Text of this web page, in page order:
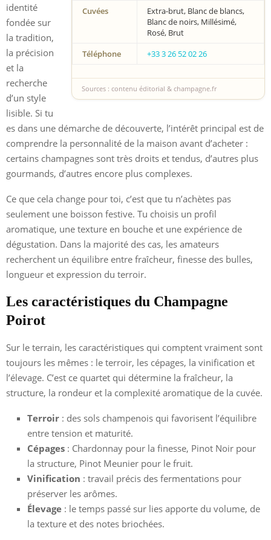
Cuvées
Extra-brut, Blanc de blancs,
Blanc de noirs, Millésimé,
Rosé, Brut
Téléphone
+33 3 26 52 02 26
Sources : contenu éditorial & champagne.fr
identité
fondée sur
la tradition,
la précision
et la
recherche
d’un style
lisible. Si tu
es dans une démarche de découverte, l’intérêt principal est de
comprendre la personnalité de la maison avant d’acheter :
certains champagnes sont très droits et tendus, d’autres plus
gourmands, d’autres encore plus complexes.
Ce que cela change pour toi, c’est que tu n’achètes pas
seulement une boisson festive. Tu choisis un profil
aromatique, une texture en bouche et une expérience de
dégustation. Dans la majorité des cas, les amateurs
recherchent un équilibre entre fraîcheur, finesse des bulles,
longueur et expression du terroir.
Les caractéristiques du Champagne
Poirot
Sur le terrain, les caractéristiques qui comptent vraiment sont
toujours les mêmes : le terroir, les cépages, la vinification et
l’élevage. C’est ce quartet qui détermine la fraîcheur, la
structure, la rondeur et la complexité aromatique de la cuvée.
Terroir : des sols champenois qui favorisent l’équilibre
entre tension et maturité.
Cépages : Chardonnay pour la finesse, Pinot Noir pour
la structure, Pinot Meunier pour le fruit.
Vinification : travail précis des fermentations pour
préserver les arômes.
Élevage : le temps passé sur lies apporte du volume, de
la texture et des notes briochées.